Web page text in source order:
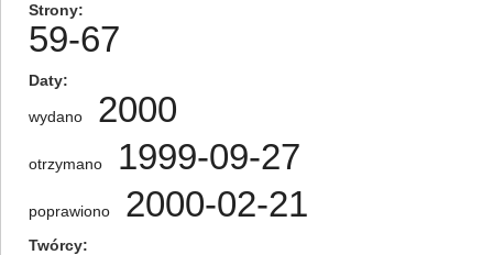
Strony
59-67
Daty
wydano 2000
otrzymano 1999-09-27
poprawiono 2000-02-21
Twórcy